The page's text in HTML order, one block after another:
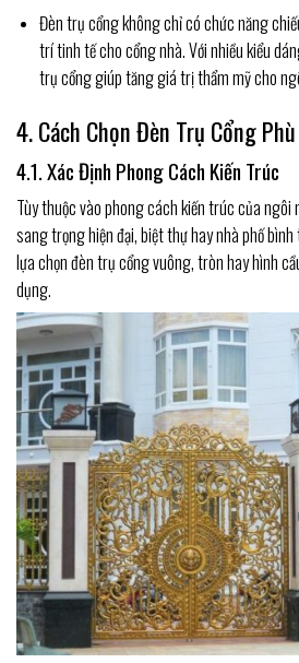
Đèn trụ cổng không chỉ có chức năng
trí tinh tế cho cổng nhà. Với nhiều kiểu
trụ cổng giúp tăng giá trị thẩm mỹ cho
4. Cách Chọn Đèn Trụ Cổng
4.1. Xác Định Phong Cách Kiến Trúc
Tùy thuộc vào phong cách kiến trúc của ngôi
sang trọng hiện đại, biệt thự hay nhà phố
lựa chọn đèn trụ cổng vuông, tròn hay hình
dụng.